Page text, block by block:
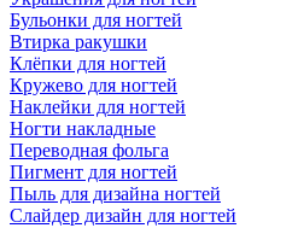
Бульонки для ногтей
Втирка ракушки
Клёпки для ногтей
Кружево для ногтей
Наклейки для ногтей
Ногти накладные
Переводная фольга
Пигмент для ногтей
Пыль для дизайна ногтей
Слайдер дизайн для ногтей